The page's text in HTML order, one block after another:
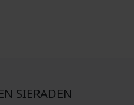
SIERADEN